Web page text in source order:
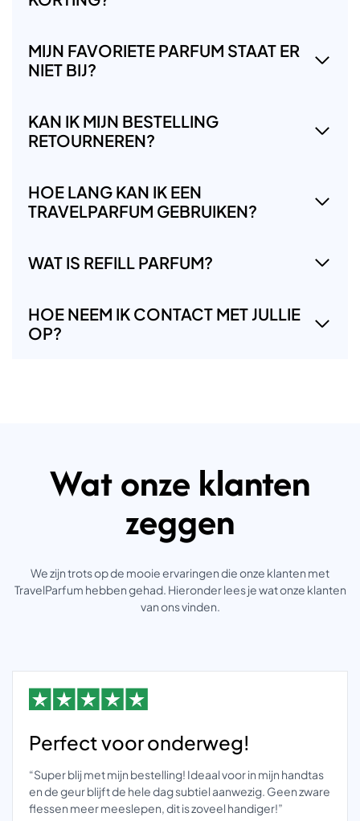
MIJN FAVORIETE PARFUM STAAT ER
NIET BIJ?
KAN IK MIJN BESTELLING
RETOURNEREN?
HOE LANG KAN IK EEN
TRAVELPARFUM GEBRUIKEN?
WAT IS REFILL PARFUM?
HOE NEEM IK CONTACT MET JULLIE
OP?
Wat onze klanten
zeggen
We zijn trots op de mooie ervaringen die onze klanten met
TravelParfum hebben gehad. Hieronder lees je wat onze klanten
van ons vinden.
Perfect voor onderweg!
“Super blij met mijn bestelling! Ideaal voor in mijn handtas
en de geur blijft de hele dag subtiel aanwezig. Geen zware
flessen meer meeslepen, dit is zoveel handiger!”